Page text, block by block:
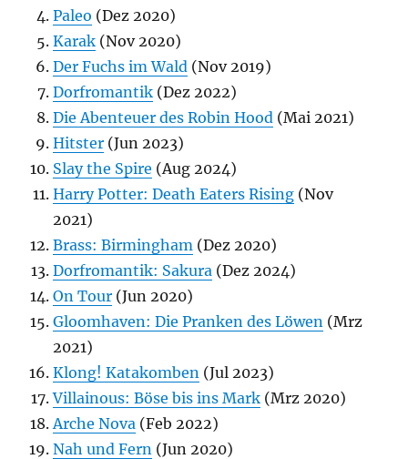
Paleo (Dez 2020)
Karak (Nov 2020)
Der Fuchs im Wald (Nov 2019)
Dorfromantik (Dez 2022)
Die Abenteuer des Robin Hood (Mai 2021)
Hitster (Jun 2023)
Slay the Spire (Aug 2024)
Harry Potter: Death Eaters Rising (Nov
2021)
Brass: Birmingham (Dez 2020)
Dorfromantik: Sakura (Dez 2024)
On Tour (Jun 2020)
Gloomhaven: Die Pranken des Löwen (Mrz
2021)
Klong! Katakomben (Jul 2023)
Villainous: Böse bis ins Mark (Mrz 2020)
Arche Nova (Feb 2022)
Nah und Fern (Jun 2020)